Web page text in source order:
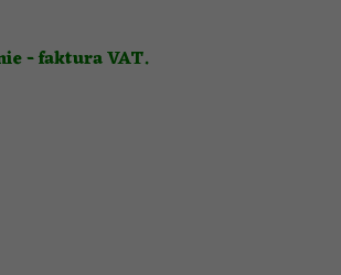
- faktura VAT.